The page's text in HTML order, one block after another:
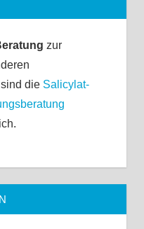
zur
die Salicylat-